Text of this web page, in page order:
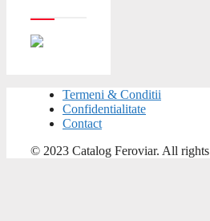
Termeni & Conditii
Confidentialitate
Contact
© 2023 Catalog Feroviar. All rights